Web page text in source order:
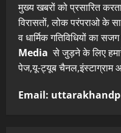
मुख्य खबरों को प्रसारित
विरासतों, लोक परंपराओ के
व धार्मिक गतिविधियों का
Media से जुड़ने के लिए
पेज,यू-ट्यूब चैनल,इंस्टाग्राम
Email: